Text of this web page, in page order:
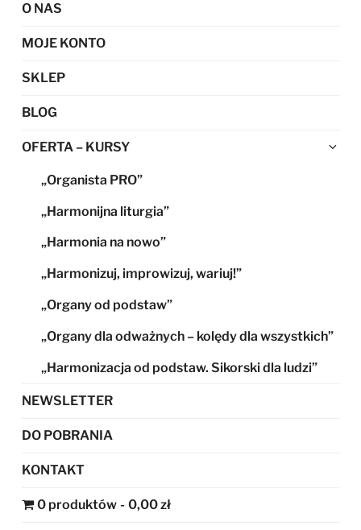
O NAS
MOJE KONTO
SKLEP
BLOG
OFERTA – KURSY
„Organista PRO”
„Harmonijna liturgia”
„Harmonia na nowo”
„Harmonizuj, improwizuj, wariuj!”
„Organy od podstaw”
„Organy dla odważnych – kolędy dla wszystkich”
„Harmonizacja od podstaw. Sikorski dla ludzi”
NEWSLETTER
DO POBRANIA
KONTAKT
0 produktów 0,00 zł